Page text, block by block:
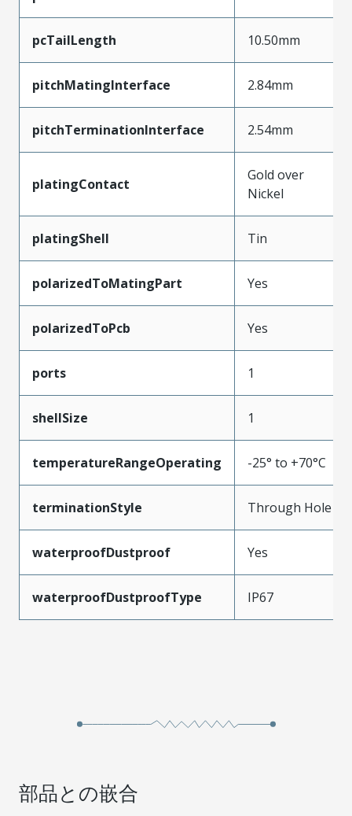
pcTailLength 10.50mm
pitchMatingInterface 2.84mm
pitchTerminationInterface 2.54mm
platingContact
Gold over
Nickel
platingShell Tin
polarizedToMatingPart Yes
polarizedToPcb Yes
ports 1
shellSize 1
temperatureRangeOperating -25° to +70°C
terminationStyle Through Hole
waterproofDustproof Yes
waterproofDustproofType IP67
部品との嵌合